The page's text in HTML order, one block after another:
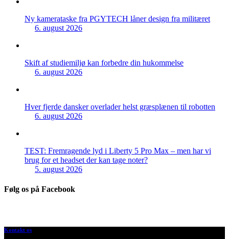
Ny kamerataske fra PGYTECH låner design fra militæret
6. august 2026
Skift af studiemiljø kan forbedre din hukommelse
6. august 2026
Hver fjerde dansker overlader helst græsplænen til robotten
6. august 2026
TEST: Fremragende lyd i Liberty 5 Pro Max – men har vi
brug for et headset der kan tage noter?
5. august 2026
Følg os på Facebook
Kontakt os